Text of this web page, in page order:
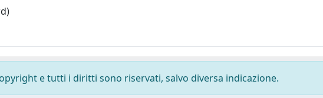
e tutti i diritti sono riservati, salvo diversa indicazione.